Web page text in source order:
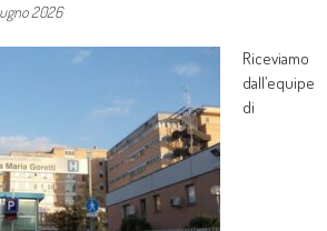
2026
Riceviamo
dall’equipe
di